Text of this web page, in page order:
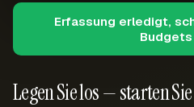
Legen Sie los — starten
Erfassung erledigt,
Budgets